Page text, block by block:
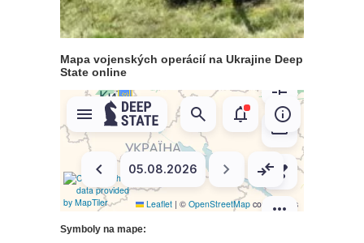
Mapa vojenských operácií na Ukrajine Deep
State online
Symboly na mape: